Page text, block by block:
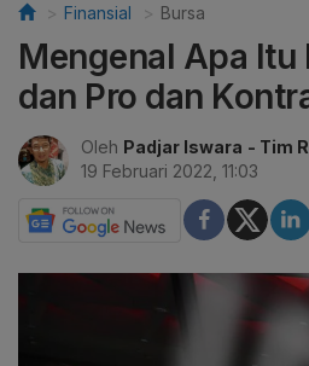
Finansial Bursa
Mengenal Apa Itu
dan Pro dan
Oleh Padjar Iswara - Tim
19 Februari 2022, 11:03